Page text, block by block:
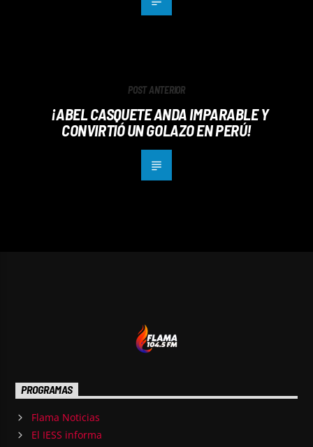
POST ANTERIOR
¡ABEL CASQUETE ANDA IMPARABLE Y
CONVIRTIÓ UN GOLAZO EN PERÚ!
PROGRAMAS
Flama Noticias
El IESS informa